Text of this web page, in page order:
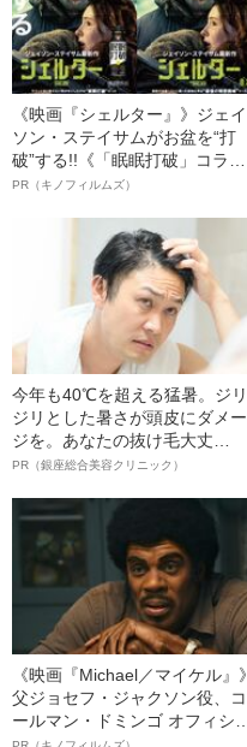
《映画『シェルター』》ジェイ
ソン・ステイサムがお盆を“打
破”する!!《「眠眠打破」コラ
ボ》
PR（キノフィルムズ）
今年も40℃を超える猛暑。ジリ
ジリとした暑さが頭皮にダメー
ジを。あなたの抜け毛大丈
夫！？
PR（銀座総合美容クリニック）
《映画『Michael／マイケル』》
父ジョセフ・ジャクソン役、コ
ールマン・ドミンゴ オフィシャ
ルインタビュー“観客を魅了した